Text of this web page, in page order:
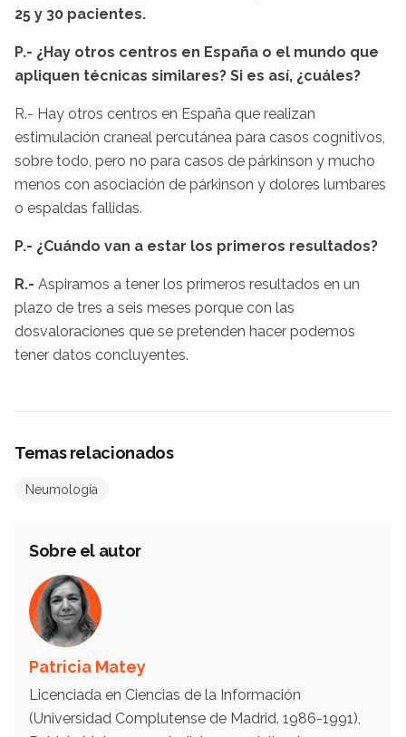
25 y 30 pacientes.
P.- ¿Hay otros centros en España o el mundo que
apliquen técnicas similares? Si es así, ¿cuáles?
R.- Hay otros centros en España que realizan
estimulación craneal percutánea para casos cognitivos,
sobre todo, pero no para casos de párkinson y mucho
menos con asociación de párkinson y dolores lumbares
o espaldas fallidas.
P.- ¿Cuándo van a estar los primeros resultados?
R.- Aspiramos a tener los primeros resultados en un
plazo de tres a seis meses porque con las
dosvaloraciones que se pretenden hacer podemos
tener datos concluyentes.
Temas relacionados
Neumología
Sobre el autor
Patricia Matey
Licenciada en Ciencias de la Información
(Universidad Complutense de Madrid. 1986-1991),